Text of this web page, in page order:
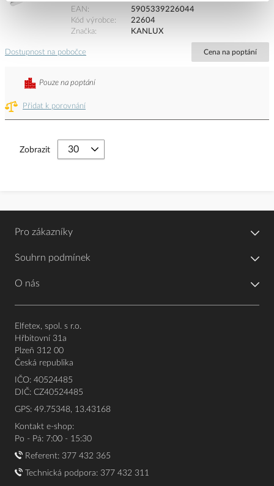
EAN
5905339226044
Kód výrobce
22604
Značka
KANLUX
Dostupnost na pobočce Cena na poptání
Přidat k porovnání
Pouze na poptání
Zobrazit
Pro zákazníky
Souhrn podmínek
O nás
Elfetex, spol. s r.o.
Hřbitovní 31a
Plzeň 312 00
Česká republika
IČO: 40524485
DIČ: CZ40524485
GPS: 49.75348, 13.43168
Kontakt e-shop:
Po - Pá: 7:00 - 15:30
Referent: 377 432 365
Technická podpora: 377 432 311